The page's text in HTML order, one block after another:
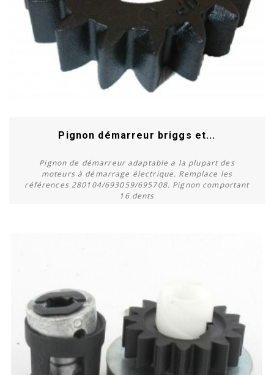
Pignon démarreur briggs et...
Pignon de démarreur adaptable a la plupart des
moteurs à démarrage électrique. Remplace les
références 280104/693059/695708. Pignon comportant
16 dents